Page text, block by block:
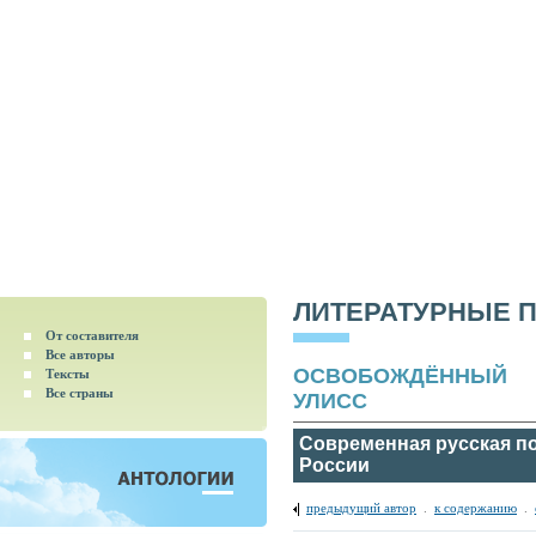
От составителя
Все авторы
Тексты
Все страны
ЛИТЕРАТУРНЫЕ
ОСВОБОЖДЁННЫЙ
УЛИСС
Современная русская
России
предыдущий автор к содержанию